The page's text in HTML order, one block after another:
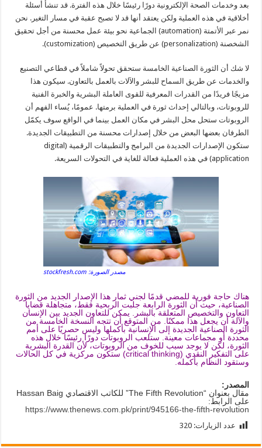
بعد وخدمات الصحة الإلكترونية دورًا رئيسًا خلال هذه الفترة. قد تنشأ أسئلة
أخلاقية في هذه العملية ولكن يعتقد أنها قد لا تصبح عقبة في مسار التغير. نحن
نمر عبر الأتمتة (automation) الجماعية نحو بيئة عمل محسنة من أجل تحقيق
الشخصنة (personalization) عن طريق التخصيص (customization).
لا شك أن الثورة الصناعية الخامسة ستحقق تحولاً شاملاً في قطاعي التصنيع
والخدمات عن طريق السماح للبشر والآلات بالعمل بالتعاون. سيكون هذا
مزيجًا فريدًا من القدرات المعرفية للقوى العاملة البشرية والخبرة الفنية
للروبوتات، وبالتالي إحداث ثورة في العملية برمتها. عمومًا، يُساء الفهم أن
الروبوتات ستحل محل البشر في مكان العمل بينما في الواقع سوف يكمّل
الطرفان بعضها البعض من خلال إصدارات محسنة من التطبيقات الجديدة.
ستكون الإصدارات الجديدة من البرامج والتطبيقات الرقمية (digital
application) في هذه العملية فعالة للغاية في التحولات السريعة.
مصدر الصورة: stockfresh.com
هناك حاجة فورية للمضي قدمًا لجني ثمار هذا الإصدار الجديد من الثورة
الصناعية، حيث أن الثورة الرابعة جلبت الربحية فقط، متجاهلة قضايا
التعاون والتخصيص المتعلقة بالبشر. يمكن للتعاون الجديد بين الإنسان
والآلة أن يجعل هذا ممكنًا. من المتوقع أن تتجه النسخة الخامسة من
الثورة الصناعية الجديدة إلى الإنسانية بأكملها وليس حصريًا على أمم
محددة أو مجماعات معينة. ستلعب الروبوتات دورًا رئيسًا خلال هذه
الثورة، لكن لا يوجد سبب للخوف من الروبوتات، لأن القدرة البشرية
على التفكير النقدي (critical thinking) ستكون مركزية في كل الحالات
وستقود النظام بأكمله.
المصدر:
مقال بعنوان “The Fifth Revolution” للكاتب الاقتصادي Hassan Baig
على الرابط:
https://www.thenews.com.pk/print/945166-the-fifth-revolution
عدد الزيارات: 320